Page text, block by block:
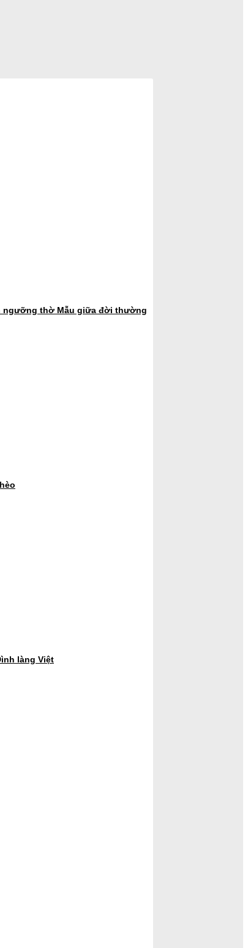
ngưỡng thờ Mẫu giữa đời thường
làng Việt